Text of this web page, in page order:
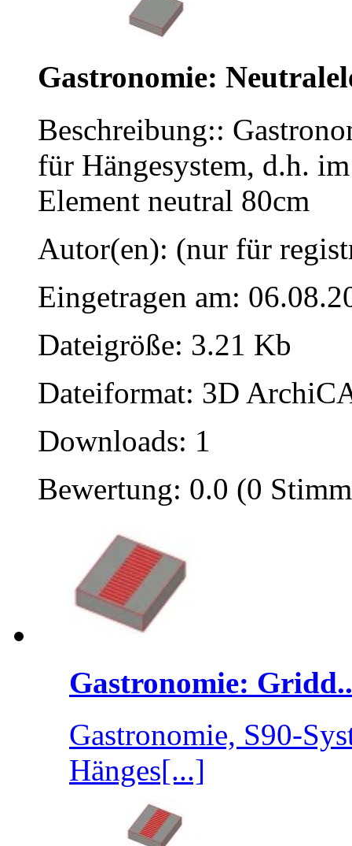
Gastronomie:
Beschreibung::
für Hängesystem, d.h.
Element neutral 80cm
Autor(en): (nur für
Eingetragen am:
Dateigröße: 3.21 Kb
Dateiformat: 3D
Downloads: 1
Bewertung: 0.0 (0
Gastronomie:
Gastronomie, S90-
Hänges[...]